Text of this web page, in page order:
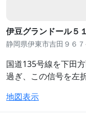
伊豆グランドール５
静岡県伊東市吉田９６
国道135号線を下田
過ぎ、この信号を左
地図表示